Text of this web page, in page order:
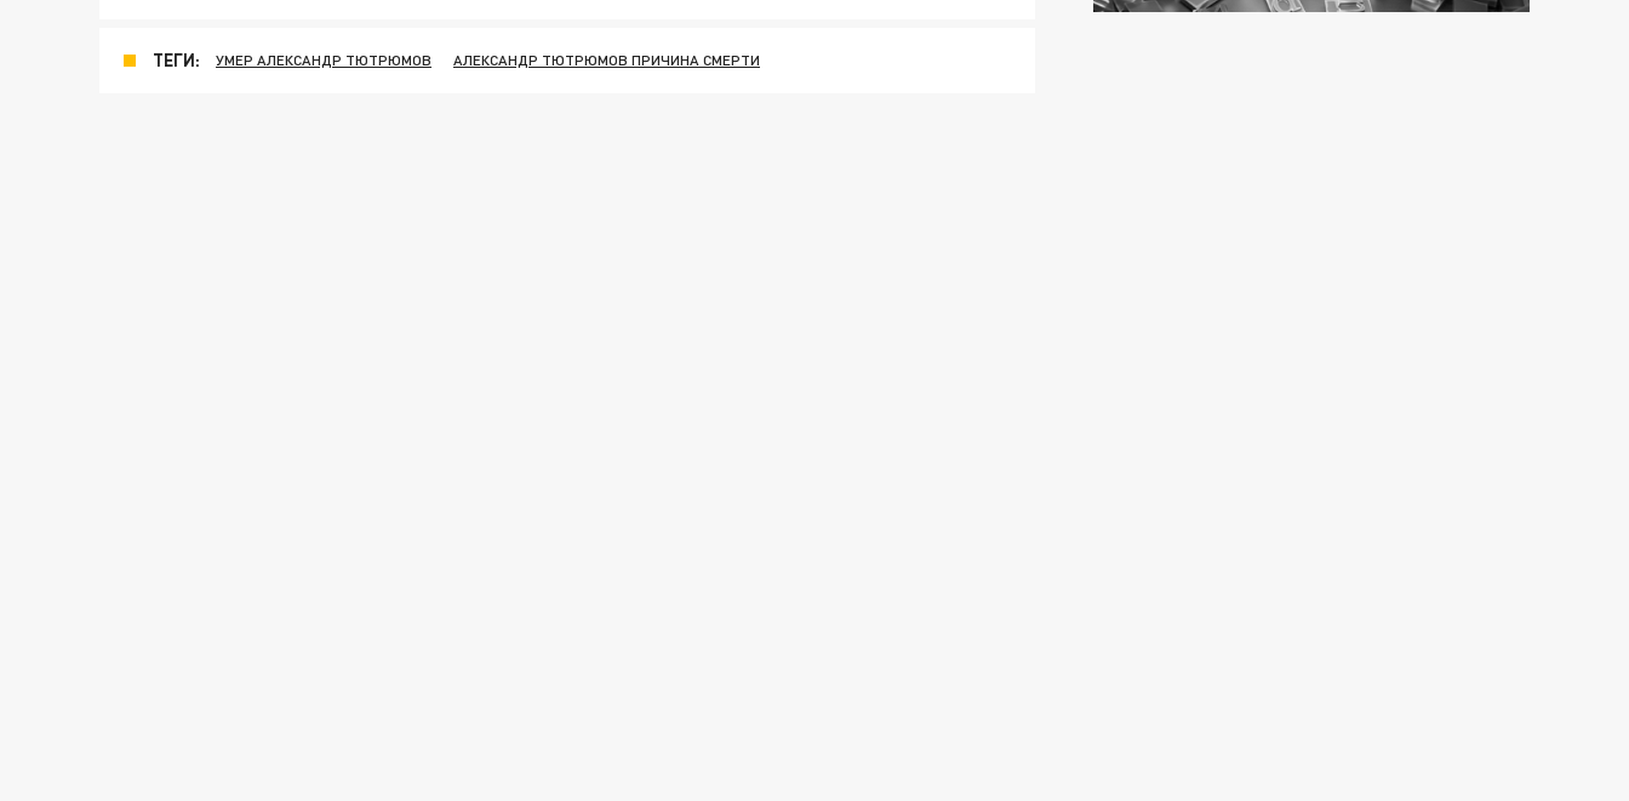
ТЕГИ: УМЕР АЛЕКСАНДР ТЮТРЮМОВ АЛЕКСАНДР ТЮТРЮМОВ ПРИЧИНА СМЕРТИ